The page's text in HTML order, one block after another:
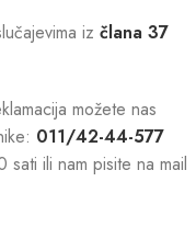
iz člana 37
možete nas
011/42-44-577
ili nam pisite na mail